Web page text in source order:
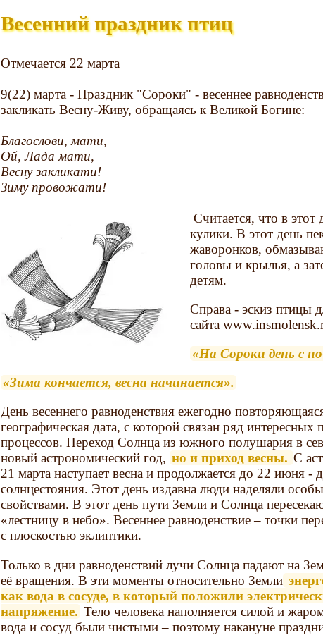
Весенний праздник птиц
Отмечается 22 марта
9(22) марта - Праздник "Сороки" - весеннее
закликать Весну-Живу, обращаясь к Великой Богине:
Благослови, мати,
Ой, Лада мати,
Весну закликати!
Зиму провожати!
Считается, что в
кулики. В этот день
жаворонков,
головы и крылья, а
детям.
Справа - эскиз птицы
сайта
«На Сороки день с
«Зима кончается, весна начинается».
День весеннего равноденствия ежегодно
географическая дата, с которой связан ряд
процессов. Переход Солнца из южного полушария в
новый астрономический год, но и приход весны. С
21 марта наступает весна и продолжается до 22 июня -
солнцестояния. Этот день издавна люди наделяли
свойствами. В этот день пути Земли и Солнца
«лестницу в небо». Весеннее равноденствие – точки
с плоскостью эклиптики.
Только в дни равноденствий лучи Солнца падают на
её вращения. В эти моменты относительно Земли
как вода в сосуде, в который положили
напряжение. Тело человека наполняется силой и
вода и сосуд были чистыми – поэтому накануне